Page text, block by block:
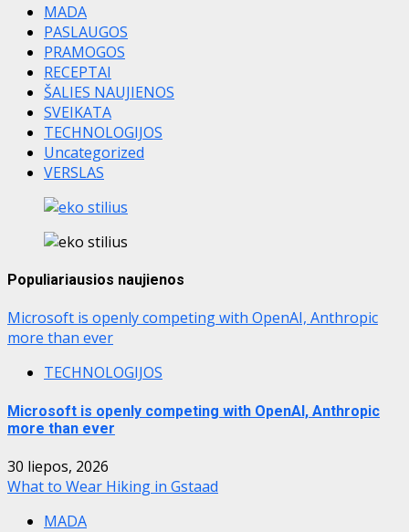
MADA
PASLAUGOS
PRAMOGOS
RECEPTAI
ŠALIES NAUJIENOS
SVEIKATA
TECHNOLOGIJOS
Uncategorized
VERSLAS
Populiariausios naujienos
Microsoft is openly competing with OpenAI, Anthropic
more than ever
TECHNOLOGIJOS
Microsoft is openly competing with OpenAI, Anthropic
more than ever
30 liepos, 2026
What to Wear Hiking in Gstaad
MADA